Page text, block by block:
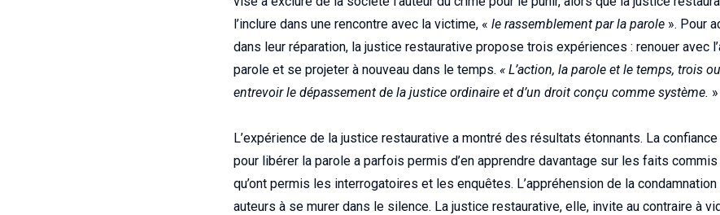
l’inclure dans une rencontre avec la victime, « le rassemblement par la parole ». Pour
dans leur réparation, la justice restaurative propose trois expériences : renouer avec
parole et se projeter à nouveau dans le temps. « L’action, la parole et le temps, trois
entrevoir le dépassement de la justice ordinaire et d’un droit conçu comme système. »
L’expérience de la justice restaurative a montré des résultats étonnants. La
pour libérer la parole a parfois permis d’en apprendre davantage sur les faits
qu’ont permis les interrogatoires et les enquêtes. L’appréhension de la
auteurs à se murer dans le silence. La justice restaurative, elle, invite au contraire à